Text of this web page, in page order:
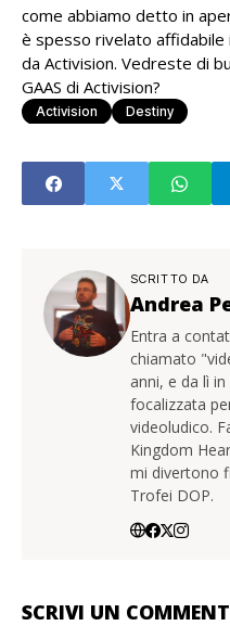
come abbiamo detto in
è spesso rivelato affidabile
da Activision. Vedreste di
GAAS di Activision?
Activision Destiny
SCRITTO DA
Andrea
Entra a
chiamato
anni, e da lì
focalizzata
videoludico.
Kingdom
mi divertono
Trofei DOP.
SCRIVI UN